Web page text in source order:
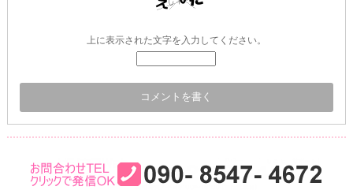
上に表示された文字を入力してください。